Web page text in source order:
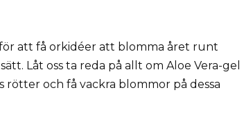
att få orkidéer att blomma året runt
Låt oss ta reda på allt om Aloe Vera-gel
och få vackra blommor på dessa